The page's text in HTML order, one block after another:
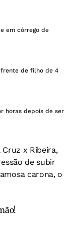
em córrego de
de filho de 4
horas depois de ser
x Ribeira,
de subir
carona, o